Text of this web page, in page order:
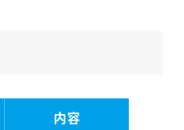
内容